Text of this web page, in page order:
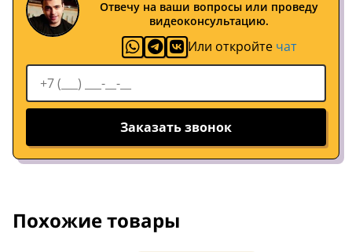
Отвечу на ваши вопросы или проведу
видеоконсультацию.
Или откройте чат
Заказать звонок
Похожие товары